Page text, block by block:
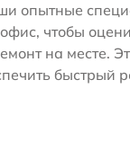
опытные
чтобы
на месте.
быстрый